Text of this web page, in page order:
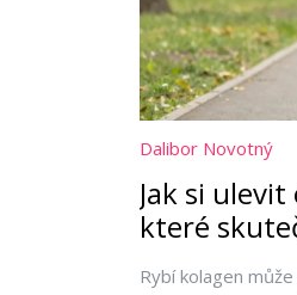
Dalibor Novotný
Jak si
které
Rybí kolagen